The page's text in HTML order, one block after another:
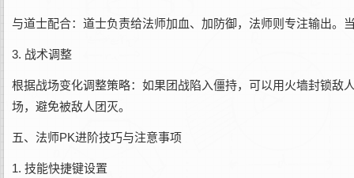
与道士配合：道士负责给法师加血、加防御，法师则专注输出。
3. 战术调整
根据战场变化调整策略：如果团战陷入僵持，可以用火墙封锁敌
场，避免被敌人团灭。
五、法师PK进阶技巧与注意事项
1. 技能快捷键设置